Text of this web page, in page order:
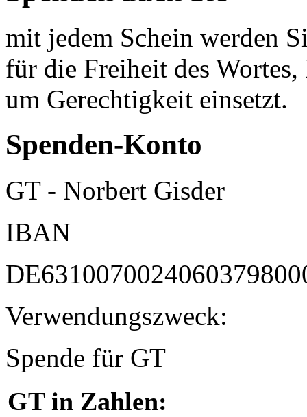
mit jedem Schein werden
für die Freiheit des
um Gerechtigkeit einsetzt.
Spenden-Konto
GT - Norbert Gisder
IBAN
Verwendungszweck:
Spende für GT
GT in Zahlen: